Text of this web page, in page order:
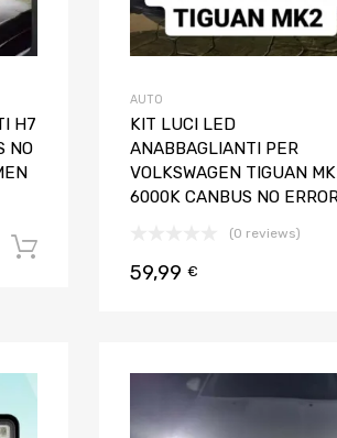
H7
NO
AUTO
KIT LUCI LED
ANABBAGLIANTI PER
VOLKSWAGEN TIGUAN
6000K CANBUS NO
(0 reviews)
59,99 €
Aggiungi al confronto